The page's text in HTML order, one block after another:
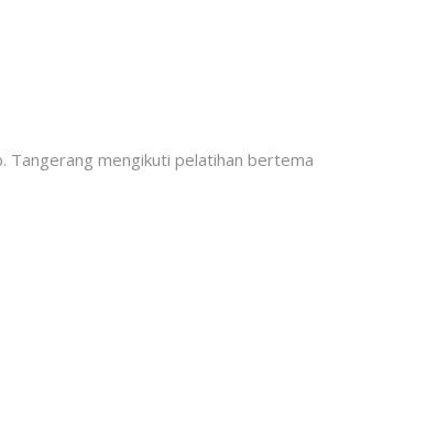
Tangerang mengikuti pelatihan bertema